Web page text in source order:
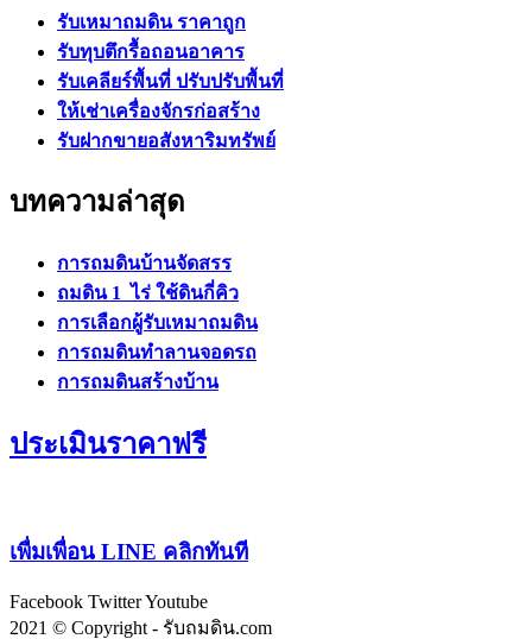
รับเหมาถมดิน ราคาถูก
รับทุบตึกรื้อถอนอาคาร
รับเคลียร์พื้นที่ ปรับปรับพื้นที่
ให้เช่าเครื่องจักรก่อสร้าง
รับฝากขายอสังหาริมทรัพย์
บทความล่าสุด
การถมดินบ้านจัดสรร
ถมดิน 1 ไร่ ใช้ดินกี่คิว
การเลือกผู้รับเหมาถมดิน
การถมดินทำลานจอดรถ
การถมดินสร้างบ้าน
ประเมินราคาฟรี
เพื่มเพื่อน LINE คลิกทันที
Facebook TwitterYoutube
2021 © Copyright - รับถมดิน.com